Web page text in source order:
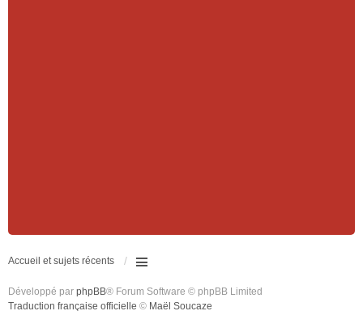
Accueil et sujets récents
Développé par phpBB® Forum Software © phpBB Limited
Traduction française officielle © Maël Soucaze